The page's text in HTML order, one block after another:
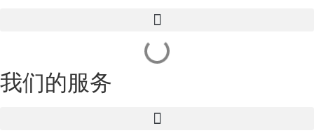
我们的服务